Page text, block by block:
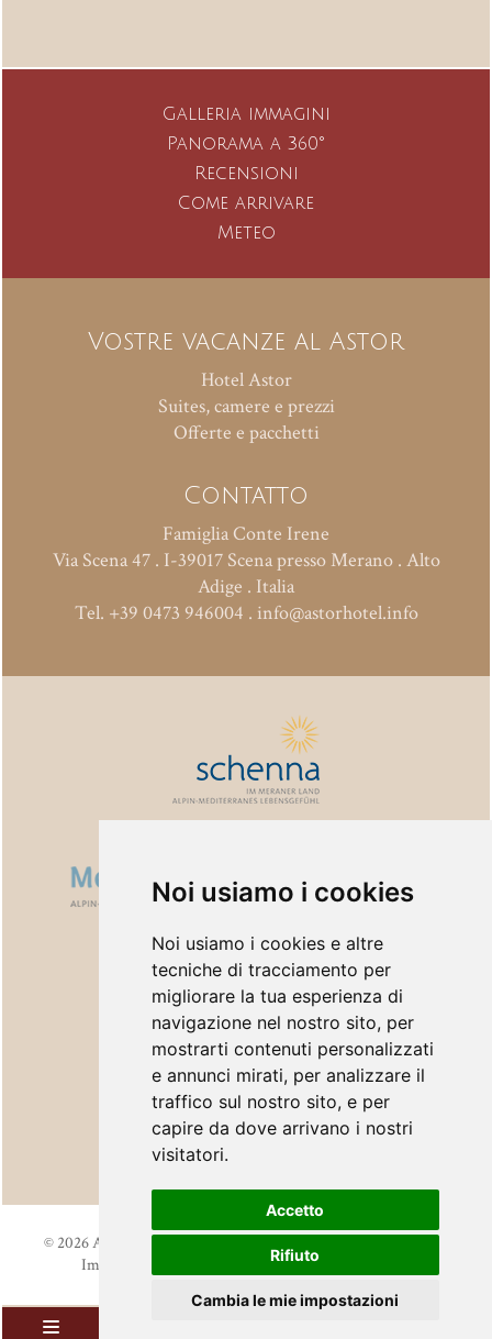
Noi usiamo i cookies
Noi usiamo i cookies e altre
tecniche di tracciamento per
migliorare la tua esperienza di
navigazione nel nostro sito, per
mostrarti contenuti personalizzati
e annunci mirati, per analizzare il
traffico sul nostro sito, e per
capire da dove arrivano i nostri
visitatori.
Accetto
Rifiuto
Cambia le mie impostazioni
Astor
Attività
Offerte
Galleria immagini
Panorama a 360°
Recensioni
Come arrivare
Meteo
Vostre vacanze al Astor
Hotel Astor
Suites, camere e prezzi
Offerte e pacchetti
Contatto
Famiglia Conte Irene
Via Scena 47. I-39017Scena presso Merano. Alto
Adige . Italia
Tel. +39 0473 946004 . info@astorhotel.info
© 2026Astor Hotel Cookies
Impostazioni Cookie
Informativa privacy